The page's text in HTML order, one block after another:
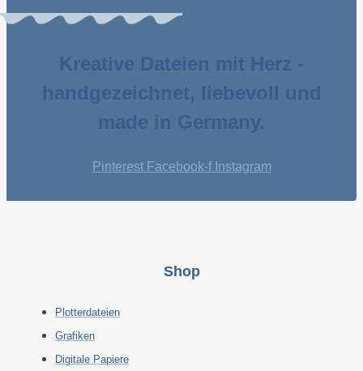
Kreative Dateien mit Herz -
handgezeichnet, liebevoll und
made in Germany.
Pinterest Facebook-f Instagram
Shop
Plotterdateien
Grafiken
Digitale Papiere